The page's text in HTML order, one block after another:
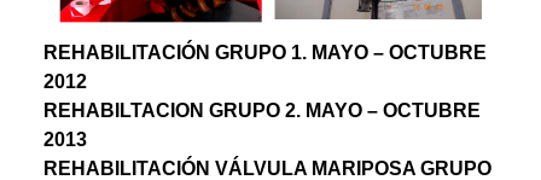
REHABILITACIÓN GRUPO 1. MAYO – OCTUBRE
2012
REHABILTACION GRUPO 2. MAYO – OCTUBRE
2013
REHABILITACIÓN VÁLVULA MARIPOSA GRUPO